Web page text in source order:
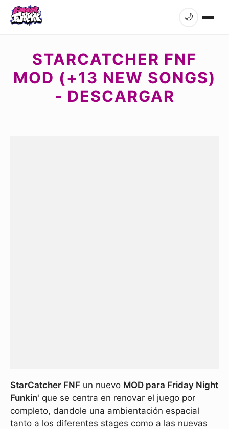
🌙
STARCATCHER FNF
MOD (+13 NEW SONGS)
- DESCARGAR
StarCatcher FNF un nuevo MOD para Friday Night
Funkin' que se centra en renovar el juego por
completo, dandole una ambientación espacial
tanto a los diferentes stages como a las nuevas